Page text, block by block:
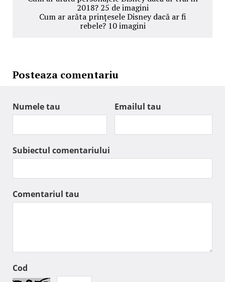
2018? 25 de imagini
Cum ar arăta prințesele Disney dacă ar fi
rebele? 10 imagini
Posteaza comentariu
Numele tau Emailul tau
Subiectul comentariului
Comentariul tau
Cod